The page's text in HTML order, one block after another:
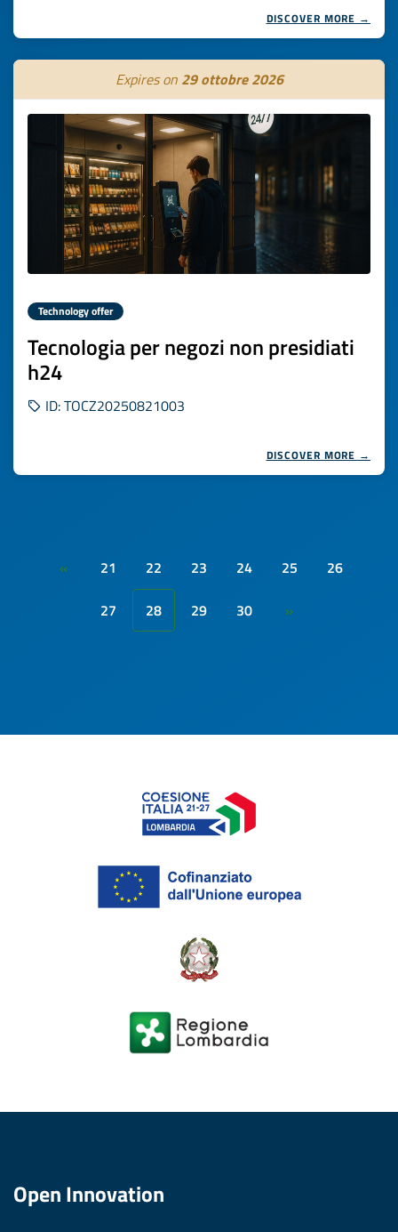
DISCOVER MORE →
Expires on 29 ottobre 2026
Technology offer
Tecnologia per negozi non presidiati
h24
ID: TOCZ20250821003
DISCOVER MORE →
« 21 22 23 24 25
26
27
28 29 30 »
Open Innovation